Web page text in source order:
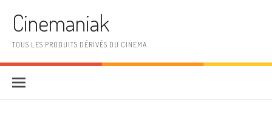
Cinemaniak
TOUS LES PRODUITS DÉRIVÉS DU CINEMA